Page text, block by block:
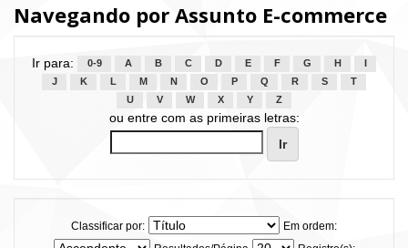
Navegando por Assunto E-commerce
Ir para: 0-9 A B C D E F G H
J
K L M N O P Q R S
T
U
V W X Y Z
ou entre com as primeiras letras:
Classificar por:
Em ordem: